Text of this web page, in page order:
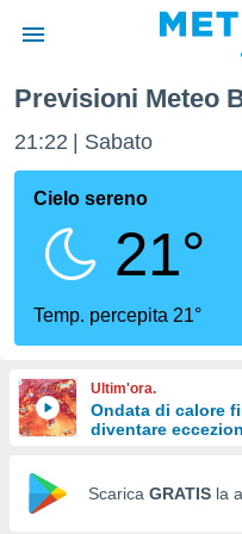
di
per
le
di
Web
Previsioni Meteo
21:22 Sabato
Cielo sereno
21°
Temp. percepita 21°
Ultim'ora.
Ondata di calore
diventare
Scarica GRATIS la